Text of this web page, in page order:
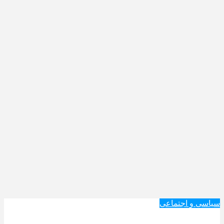
سیاسی و اجتماعی